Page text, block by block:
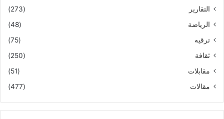
التقارير
(273)
الرياضة
(48)
ترقيه
(75)
ثقافة
(250)
مقابلات
(51)
مقالات
(477)